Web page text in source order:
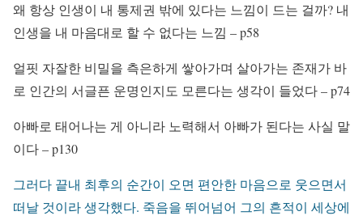
왜 항상 인생이 내 통제권 밖에 있다는 느낌이 드는 걸까? 내
인생을 내 마음대로 할 수 없다는 느낌 – p58
얼핏 자잘한 비밀을 측은하게 쌓아가며 살아가는 존재가 바
로 인간의 서글픈 운명인지도 모른다는 생각이 들었다 – p74
아빠로 태어나는 게 아니라 노력해서 아빠가 된다는 사실 말
이다 – p130
그러다 끝내 최후의 순간이 오면 편안한 마음으로 웃으면서
떠날 것이라 생각했다. 죽음을 뛰어넘어 그의 흔적이 세상에